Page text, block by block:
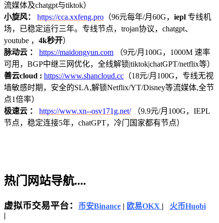
流媒体及chatgpt与tiktok）
小旋风：
https://cca.xxfeng.pro （96元每年/月60G， iepl 专线机
场，已稳定运行三年。专线节点，trojan协议，chatgpt、
youtube ， 4k秒开）
脉动云 ：
https://maidongyun.com （9元/月100G，1000M 速率
可用，BGP中继三网优化，全线解锁|tiktok|chatGPT/netflix等）
善云cloud : https://www.shancloud.cc （18元/月100G，专线无视
墙敏感时期，安全的SLA,解锁Netflix/YT/Disney等流媒体,全节
点1倍率）
极速云 ：
https://www.xn--osv171g.net/（9.9元/月100G，IEPL
节点，稳定连接5年，chatGPT，冷门国家都有节点）
热门网站导航....
虚拟币交易平台： 币安Binance | 欧易OKX | 火币Huobi
|